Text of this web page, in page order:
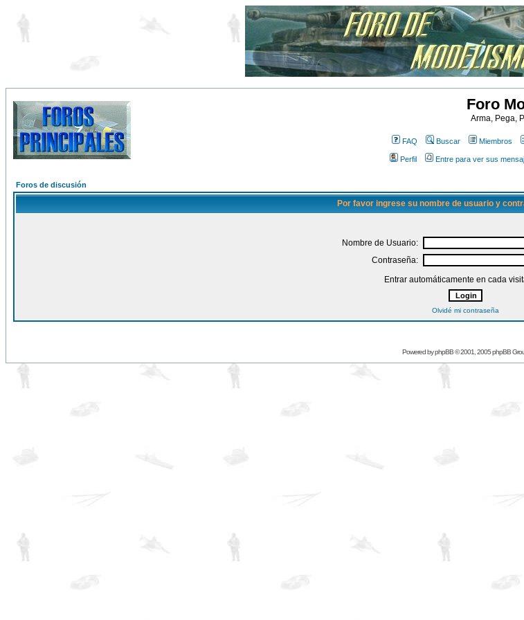
Foro
Arma, Pega,
FAQ Buscar Miembros
Perfil Entre para ver sus
Foros de discusión
Por favor ingrese su nombre de usuario y
Nombre de Usuario:
Contraseña:
Entrar automáticamente en cada
Olvidé mi contraseña
Powered byphpBB© 2001, 2005 phpBB